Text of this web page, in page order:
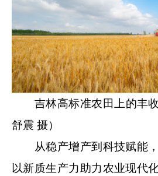
吉林高标准农田上的丰
舒震 摄）
从稳产增产到科技赋能，
以新质生产力助力农业现代